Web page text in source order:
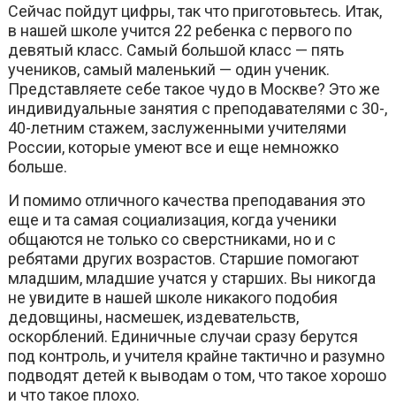
Сейчас пойдут цифры, так что приготовьтесь. Итак,
в нашей школе учится 22 ребенка с первого по
девятый класс. Самый большой класс — пять
учеников, самый маленький — один ученик.
Представляете себе такое чудо в Москве? Это же
индивидуальные занятия с преподавателями с 30-,
40-летним стажем, заслуженными учителями
России, которые умеют все и еще немножко
больше.
И помимо отличного качества преподавания это
еще и та самая социализация, когда ученики
общаются не только со сверстниками, но и с
ребятами других возрастов. Старшие помогают
младшим, младшие учатся у старших. Вы никогда
не увидите в нашей школе никакого подобия
дедовщины, насмешек, издевательств,
оскорблений. Единичные случаи сразу берутся
под контроль, и учителя крайне тактично и разумно
подводят детей к выводам о том, что такое хорошо
и что такое плохо.